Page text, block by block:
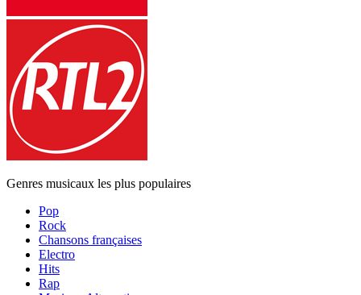
Genres musicaux les plus populaires
Pop
Rock
Chansons françaises
Electro
Hits
Rap